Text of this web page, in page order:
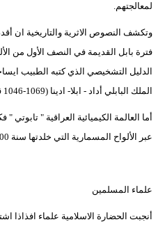
لمعالجتهم.
وتكشف النصوص الاثرية والتاريخية ان
فترة بابل القديمة في النصف الأول من
الدليل التشخيصي الذي كتبه الطبيب
الملك البابلي أداد - ابلا- ادينا (1069-1046 قبل الميلاد).
أما العالمة الكيميائية العراقية "
عبر الألواح المسمارية التي خلدتها سنة 1200 ق.م في بابل.
علماء المسلمين
أنجبت الحضارة الاسلامية علماء افذاذا